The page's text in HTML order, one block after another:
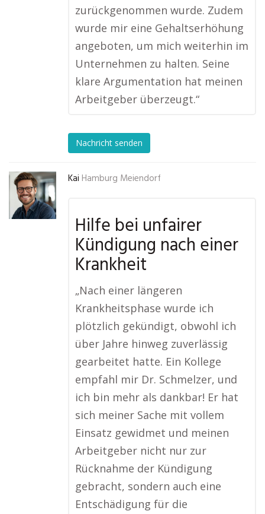
zurückgenommen wurde. Zudem
wurde mir eine Gehaltserhöhung
angeboten, um mich weiterhin im
Unternehmen zu halten. Seine
klare Argumentation hat meinen
Arbeitgeber überzeugt.“
Nachricht senden
Kai Hamburg Meiendorf
Hilfe bei unfairer
Kündigung nach einer
Krankheit
„Nach einer längeren
Krankheitsphase wurde ich
plötzlich gekündigt, obwohl ich
über Jahre hinweg zuverlässig
gearbeitet hatte. Ein Kollege
empfahl mir Dr. Schmelzer, und
ich bin mehr als dankbar! Er hat
sich meiner Sache mit vollem
Einsatz gewidmet und meinen
Arbeitgeber nicht nur zur
Rücknahme der Kündigung
gebracht, sondern auch eine
Entschädigung für die